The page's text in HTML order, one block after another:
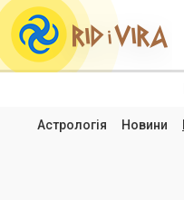
Астрологія Новини